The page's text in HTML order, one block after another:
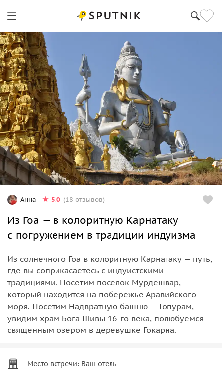
Анна 5.0 (18 отзывов)
Из Гоа — в колоритную Карнатаку
с погружением в традиции индуизма
Из солнечного Гоа в колоритную Карнатаку — путь,
где вы соприкасаетесь с индуистскими
традициями. Посетим поселок Мурдешвар,
который находится на побережье Аравийского
моря. Посетим Надвратную башню — Гопурам,
увидим храм Бога Шивы 16-го века, полюбуемся
священным озером в деревушке Гокарна.
Место встречи: Ваш отель